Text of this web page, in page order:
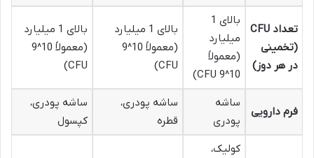
تعداد CFU
(تخمینی
در هر دوز)
بالای 1
میلیارد
(معمولاً
10^9 CFU)
بالای 1 میلیارد
(معمولاً 10^9
CFU)
بالای 1 میلیارد
(معمولاً 10^9
CFU)
فرم دارویی
ساشه
پودری
ساشه پودری،
قطره
ساشه پودری،
کپسول
کولیک،